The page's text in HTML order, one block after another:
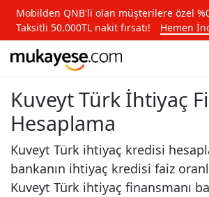
Mobilden QNB'li olan müşterilere özel
Taksitli 50.000TL nakit fırsatı!
Hemen
Kuveyt Türk İhtiyaç
Hesaplama
Kuveyt Türk ihtiyaç kredisi
bankanın ihtiyaç kredisi faiz
Kuveyt Türk ihtiyaç finansmanı